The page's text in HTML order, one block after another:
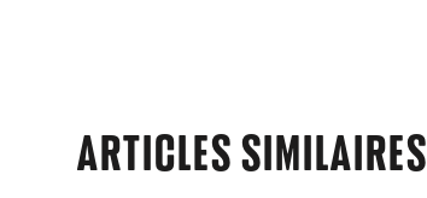
ARTICLES SIMILAIRES